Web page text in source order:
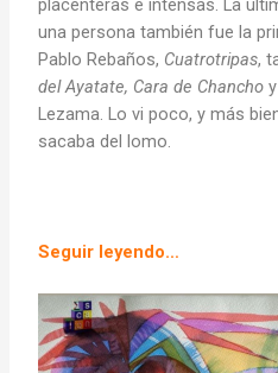
placenteras e intensas. La
una persona también fue la
Pablo Rebaños, Cuatrotripas,
del Ayatate, Cara de Chancho
Lezama. Lo vi poco, y más
sacaba del lomo.
Seguir leyendo…